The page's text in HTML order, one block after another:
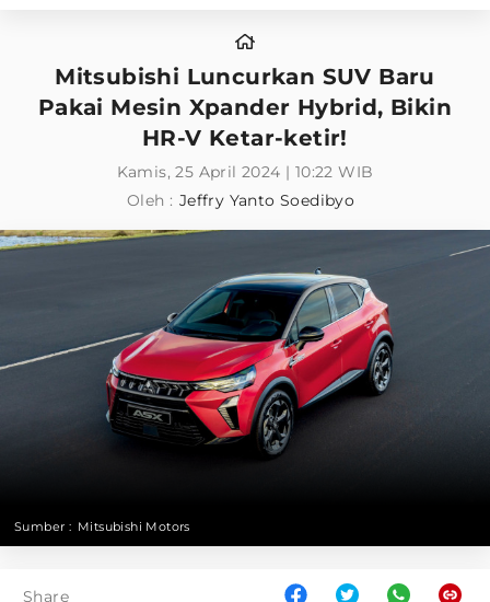
Mitsubishi Luncurkan SUV Baru
Pakai Mesin Xpander Hybrid, Bikin
HR-V Ketar-ketir!
Kamis, 25 April 2024 | 10:22 WIB
Oleh : Jeffry Yanto Soedibyo
Sumber : Mitsubishi Motors
Share